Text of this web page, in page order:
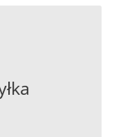
magazynie.
zamówienia